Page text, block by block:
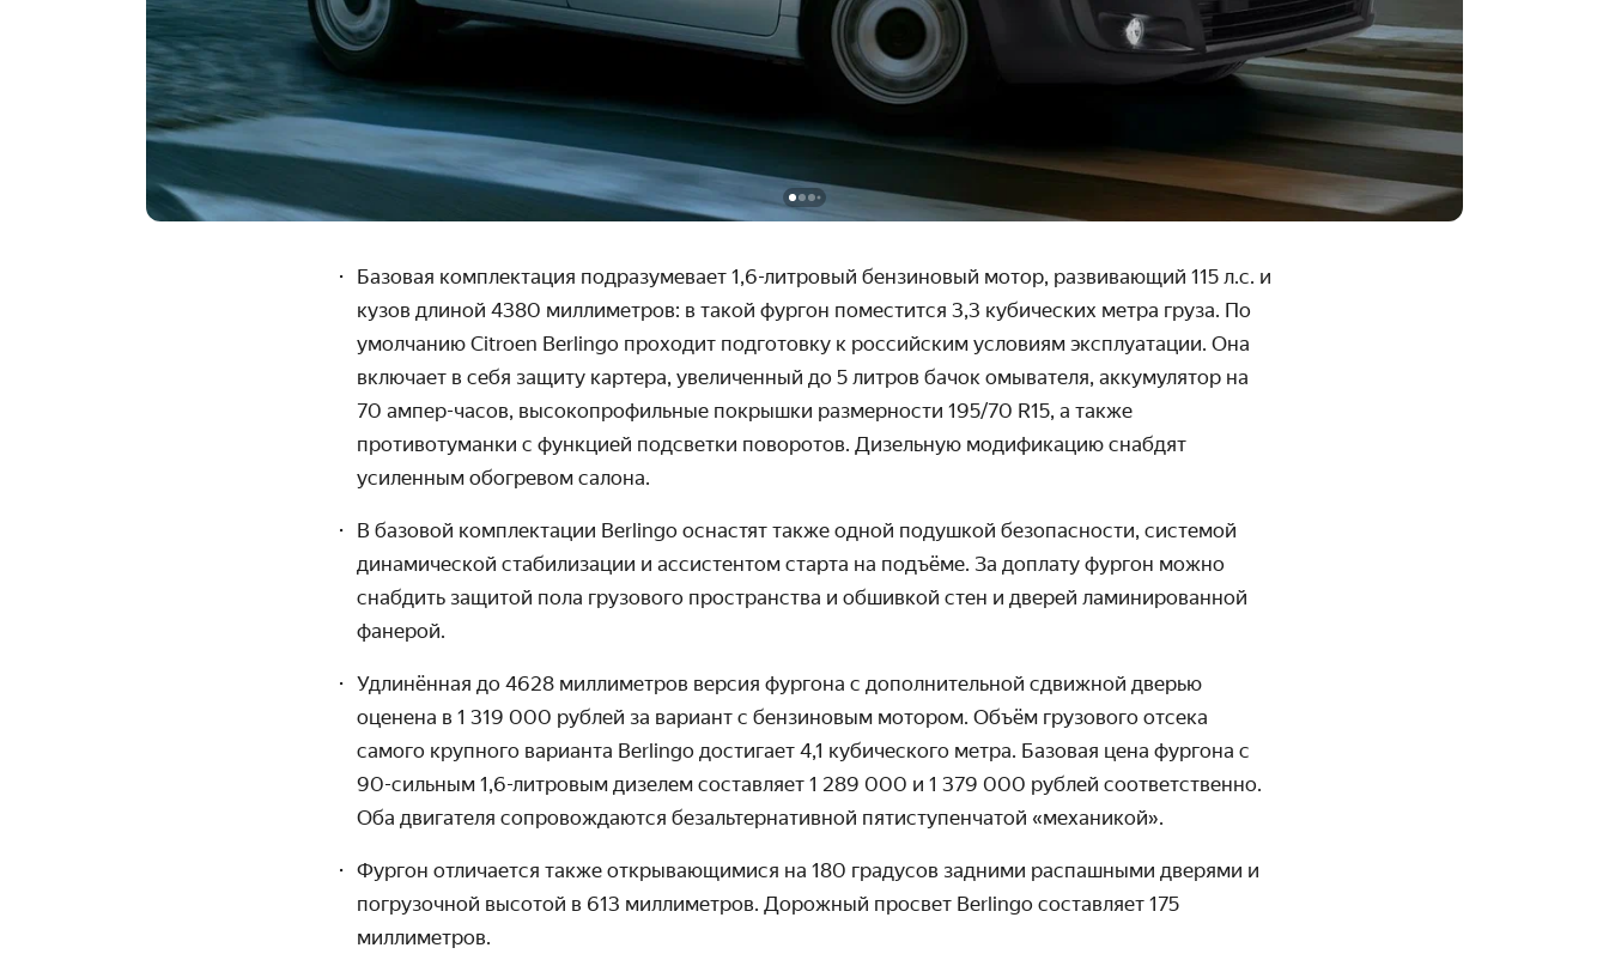
Базовая комплектация подразумевает 1,6-литровый бензиновый мотор, развивающий 115 л.с. и
кузов длиной 4380 миллиметров: в такой фургон поместится 3,3 кубических метра груза. По
умолчанию Citroen Berlingo проходит подготовку к российским условиям эксплуатации. Она
включает в себя защиту картера, увеличенный до 5 литров бачок омывателя, аккумулятор на
70 ампер-часов, высокопрофильные покрышки размерности 195/70 R15, а также
противотуманки с функцией подсветки поворотов. Дизельную модификацию снабдят
усиленным обогревом салона.
В базовой комплектации Berlingo оснастят также одной подушкой безопасности, системой
динамической стабили­зации и ассистентом старта на подъёме. За доплату фургон можно
снабдить защитой пола грузового простран­ства и обшивкой стен и дверей ламиниро­ванной
фанерой.
Удлинённая до 4628 миллиметров версия фургона с допол­нительной сдвижной дверью
оценена в 1 319 000 рублей за вариант с бензиновым мотором. Объём грузового отсека
самого крупного варианта Berlingo достигает 4,1 кубического метра. Базовая цена фургона с
90-сильным 1,6-литровым дизелем составляет 1 289 000 и 1 379 000 рублей соответ­ственно.
Оба двигателя сопровож­даются безальтер­нативной пяти­ступен­чатой «механикой».
Фургон отличается также открывающи­мися на 180 градусов задними распашными дверями и
погрузочной высотой в 613 милли­метров. Дорожный просвет Berlingo составляет 175
миллиметров.